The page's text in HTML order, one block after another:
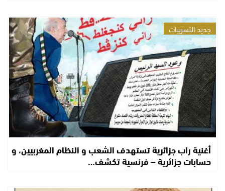
جديد التسريبات
أغنية راب جزائرية تستهدف الشعب و النظام المغربيين، و
حسابات جزائرية – فرنسية تكشف…